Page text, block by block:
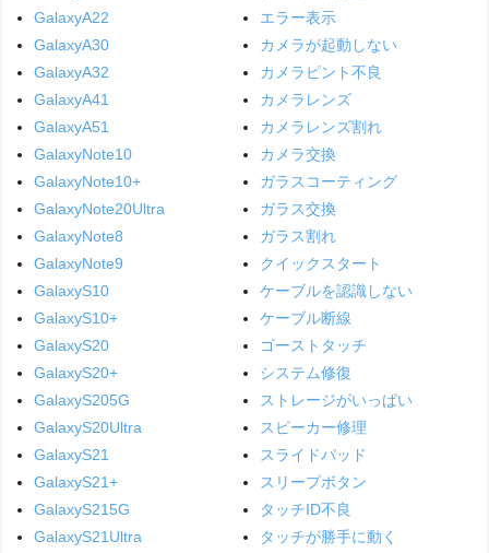
GalaxyA22
GalaxyA30
GalaxyA32
GalaxyA41
GalaxyA51
GalaxyNote10
GalaxyNote10+
GalaxyNote20Ultra
GalaxyNote8
GalaxyNote9
GalaxyS10
GalaxyS10+
GalaxyS20
GalaxyS20+
GalaxyS205G
GalaxyS20Ultra
GalaxyS21
GalaxyS21+
GalaxyS215G
GalaxyS21Ultra
エラー表示
カメラが起動しない
カメラピント不良
カメラレンズ
カメラレンズ割れ
カメラ交換
ガラスコーティング
ガラス交換
ガラス割れ
クイックスタート
ケーブルを認識しない
ケーブル断線
ゴーストタッチ
システム修復
ストレージがいっぱい
スピーカー修理
スライドパッド
スリープボタン
タッチID不良
タッチが勝手に動く